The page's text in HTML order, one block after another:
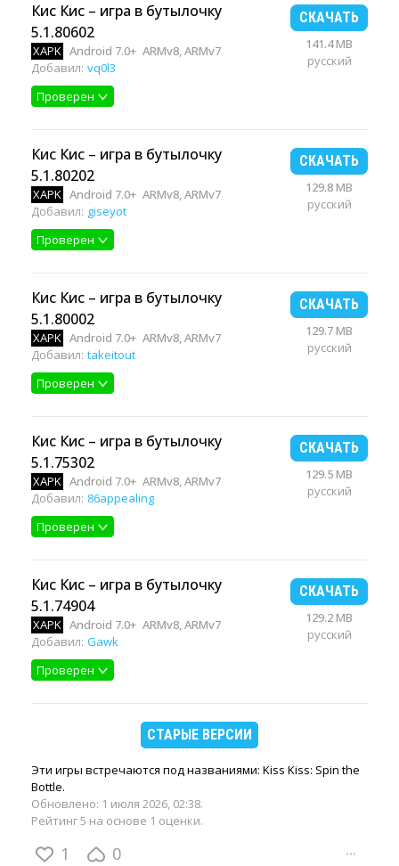
Кис Кис – игра в бутылочку
5.1.80602
XAPK Android 7.0+ ARMv8, ARMv7
Добавил: vq0l3
Проверен
СКАЧАТЬ
141.4 MB
русский
Кис Кис – игра в бутылочку
5.1.80202
XAPK Android 7.0+ ARMv8, ARMv7
Добавил: giseyot
Проверен
СКАЧАТЬ
129.8 MB
русский
Кис Кис – игра в бутылочку
5.1.80002
XAPK Android 7.0+ ARMv8, ARMv7
Добавил: takeitout
Проверен
СКАЧАТЬ
129.7 MB
русский
Кис Кис – игра в бутылочку
5.1.75302
XAPK Android 7.0+ ARMv8, ARMv7
Добавил: 86appealing
Проверен
СКАЧАТЬ
129.5 MB
русский
Кис Кис – игра в бутылочку
5.1.74904
XAPK Android 7.0+ ARMv8, ARMv7
Добавил: Gawk
Проверен
СКАЧАТЬ
129.2 MB
русский
СТАРЫЕ ВЕРСИИ
Эти игры встречаются под названиями: Kiss Kiss: Spin the
Bottle.
Обновлено: 1 июля 2026, 02:38.
Рейтинг 5 на основе 1 оценки.
1 0 ···